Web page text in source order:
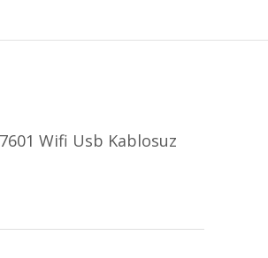
Wifi Usb Kablosuz